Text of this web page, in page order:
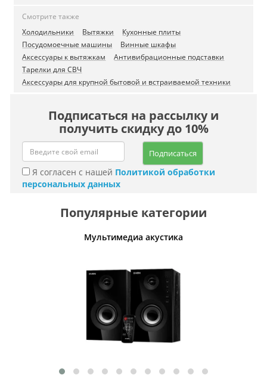
Смотрите также
Холодильники
Вытяжки
Кухонные плиты
Посудомоечные машины
Винные шкафы
Аксессуары к вытяжкам
Антивибрационные подставки
Тарелки для СВЧ
Аксессуары для крупной бытовой и встраиваемой техники
Подписаться на рассылку и
получить скидку до 10%
Подписаться
Я согласен с нашей Политикой обработки
персональных данных
Популярные категории
Мультимедиа акустика